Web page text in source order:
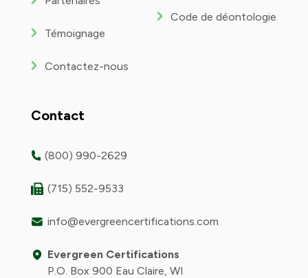
Témoignage
Contactez-nous
Code de déontologie
Contact
(800) 990-2629
(715) 552-9533
info@evergreencertifications.com
Evergreen Certifications
P.O. Box 900 Eau Claire, WI